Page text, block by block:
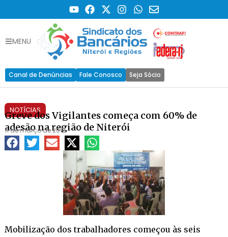
MENU
Canal de Denúncias Fale Conosco Seja Sócio
NOTÍCIAS
Greve dos Vigilantes começa com 60% de
adesão na região de Niterói
11 de março de 2012
Mobilização dos trabalhadores começou às seis